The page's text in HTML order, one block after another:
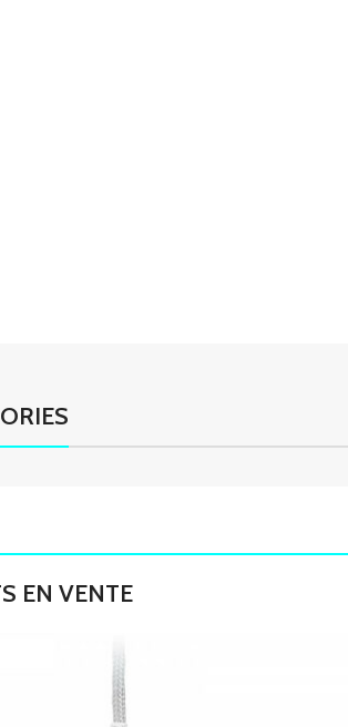
EN VENTE